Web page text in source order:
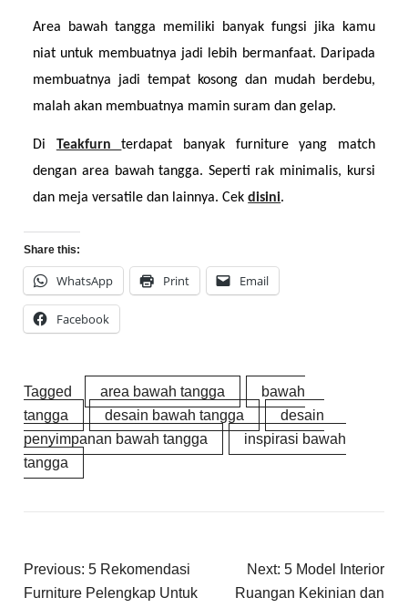
Area bawah tangga memiliki banyak fungsi jika kamu
niat untuk membuatnya jadi lebih bermanfaat. Daripada
membuatnya jadi tempat kosong dan mudah berdebu,
malah akan membuatnya mamin suram dan gelap.
Di Teakfurn terdapat banyak furniture yang match
dengan area bawah tangga. Seperti rak minimalis, kursi
dan meja versatile dan lainnya. Cek disini.
Share this:
WhatsApp Print Email
Facebook
Tagged area bawah tangga
bawah
tangga
desain bawah tangga
desain
penyimpanan bawah tangga
inspirasi bawah
tangga
Previous: 5 Rekomendasi
Furniture Pelengkap Untuk
Next: 5 Model Interior
Ruangan Kekinian dan